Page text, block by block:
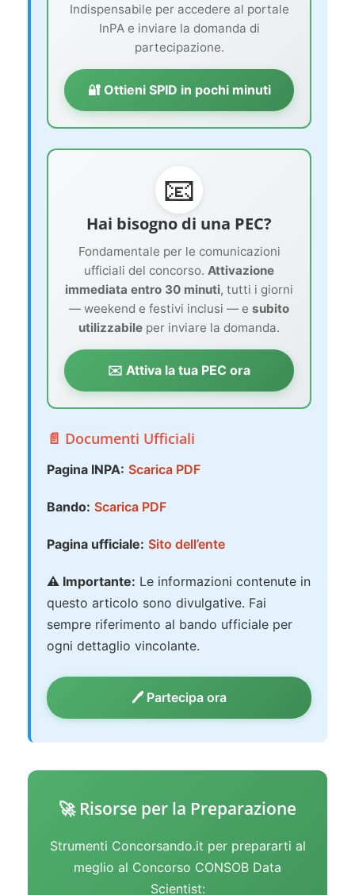
Indispensabile per accedere al portale
InPA e inviare la domanda di
partecipazione.
🔐 Ottieni SPID in pochi minuti
📧
Hai bisogno di una PEC?
Fondamentale per le comunicazioni
ufficiali del concorso. Attivazione
immediata entro 30 minuti, tutti i giorni
— weekend e festivi inclusi — e subito
utilizzabile per inviare la domanda.
✉️ Attiva la tua PEC ora
📄 Documenti Ufficiali
Pagina INPA: Scarica PDF
Bando: Scarica PDF
Pagina ufficiale: Sito dell’ente
⚠️ Importante: Le informazioni contenute in
questo articolo sono divulgative. Fai
sempre riferimento al bando ufficiale per
ogni dettaglio vincolante.
🖊️ Partecipa ora
🚀 Risorse per la Preparazione
Strumenti Concorsando.it per prepararti al
meglio al Concorso CONSOB Data
Scientist: